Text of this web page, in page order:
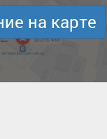
на карте